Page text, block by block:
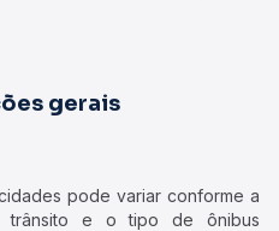
gerais
pode variar conforme a
trânsito e o tipo de ônibus